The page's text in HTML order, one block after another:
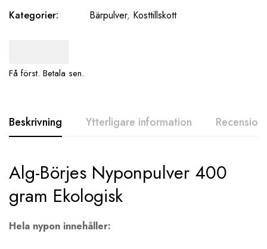
Kategorier:
Bärpulver, Kosttillskott
Få först. Betala sen.
Beskrivning Ytterligare information
Alg-Börjes Nyponpulver 400
gram Ekologisk
Hela nypon innehåller: